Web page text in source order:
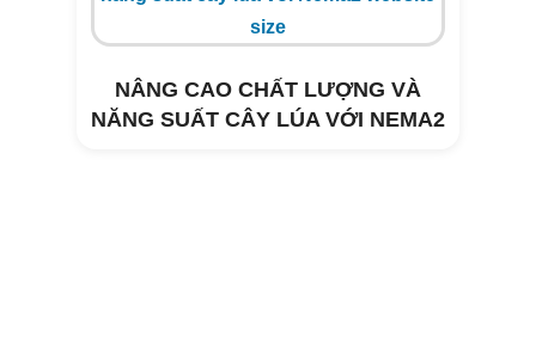
NÂNG CAO CHẤT LƯỢNG VÀ
NĂNG SUẤT CÂY LÚA VỚI NEMA2